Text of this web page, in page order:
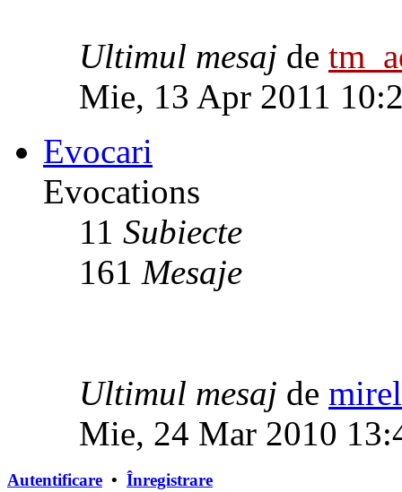
Ultimul mesaj de
Mie, 13 Apr 2011
Evocari
Evocations
11 Subiecte
161 Mesaje
Ultimul mesaj de mirel
Mie, 24 Mar 2010
Autentificare • Înregistrare